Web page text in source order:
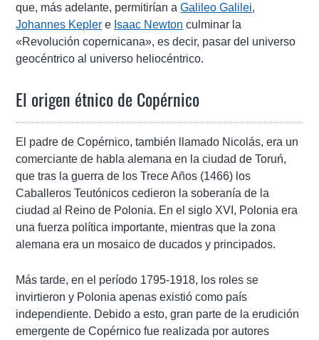
que, más adelante, permitirían aGalileo Galilei,
Johannes Kepler e Isaac Newton culminar la
«Revolución copernicana», es decir, pasar del universo
geocéntrico al universo heliocéntrico.
El origen étnico de Copérnico
El padre de Copérnico, también llamado Nicolás, era un
comerciante de habla alemana en la ciudad de Toruń,
que tras la guerra de los Trece Años (1466) los
Caballeros Teutónicos cedieron la soberanía de la
ciudad al Reino de Polonia. En el siglo XVI, Polonia era
una fuerza política importante, mientras que la zona
alemana era un mosaico de ducados y principados.
Más tarde, en el período 1795-1918, los roles se
invirtieron y Polonia apenas existió como país
independiente. Debido a esto, gran parte de la erudición
emergente de Copérnico fue realizada por autores